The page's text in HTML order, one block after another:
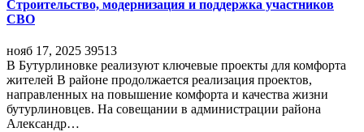
Строительство, модернизация и поддержка участников
СВО
нояб 17, 2025 39513
В Бутурлиновке реализуют ключевые проекты для комфорта
жителей В районе продолжается реализация проектов,
направленных на повышение комфорта и качества жизни
бутурлиновцев. На совещании в администрации района
Александр…